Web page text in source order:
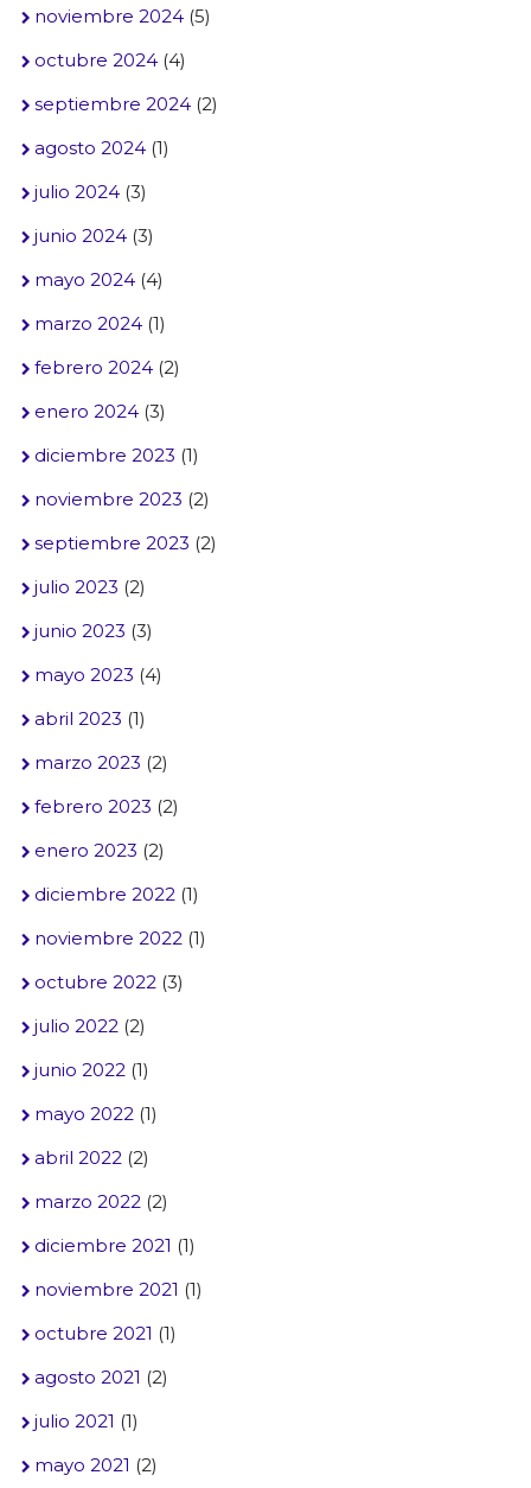
noviembre 2024(5)
octubre 2024(4)
septiembre 2024(2)
agosto 2024(1)
julio 2024(3)
junio 2024(3)
mayo 2024(4)
marzo 2024(1)
febrero 2024(2)
enero 2024(3)
diciembre 2023 (1)
noviembre 2023 (2)
septiembre 2023 (2)
julio 2023 (2)
junio 2023 (3)
mayo 2023 (4)
abril 2023 (1)
marzo 2023 (2)
febrero 2023 (2)
enero 2023 (2)
diciembre 2022(1)
noviembre 2022(1)
octubre 2022(3)
julio 2022(2)
junio 2022(1)
mayo 2022(1)
abril 2022(2)
marzo 2022(2)
diciembre 2021 (1)
noviembre 2021 (1)
octubre 2021 (1)
agosto 2021 (2)
julio 2021 (1)
mayo 2021 (2)